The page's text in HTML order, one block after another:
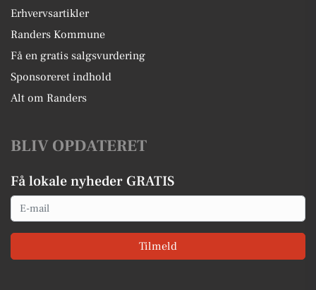
Erhvervsartikler
Randers Kommune
Få en gratis salgsvurdering
Sponsoreret indhold
Alt om Randers
BLIV OPDATERET
Få lokale nyheder GRATIS
Email
Tilmeld